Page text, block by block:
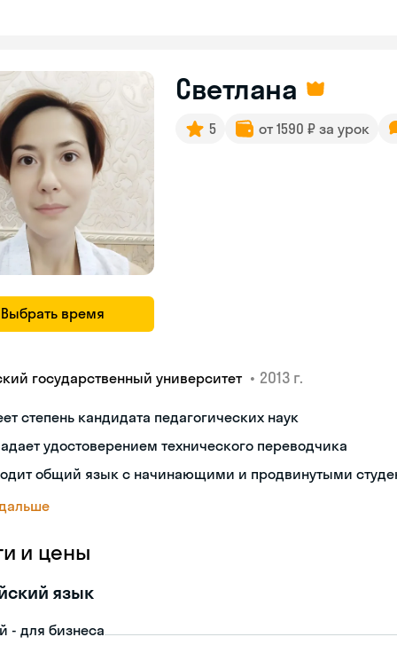
Выбрать время
Светлана
5 от 1590 ₽ за урок
государственный университет • 2013 г.
степень кандидата педагогических наук
удостоверением технического переводчика
общий язык с начинающими и продвинутыми
и цены
язык
- для бизнеса